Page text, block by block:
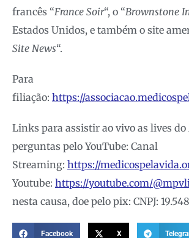
francês “France Soir“, o “Brownstone
Estados Unidos, e também o site
Site News“.
Para
filiação: https://
Links para assistir ao vivo as lives do
perguntas pelo YouTube: Canal
Streaming: https://
Youtube: https://youtube.com/
nesta causa, doe pelo pix: CNPJ:
Facebook X